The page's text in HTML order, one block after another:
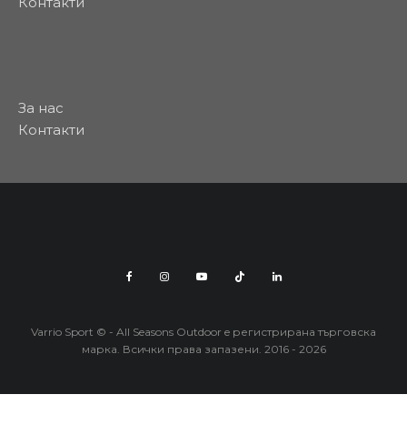
За нас
Контакти
Varrio Sport © - All Seasons Outdoor e регистрирана търговска
марка. Всички права запазени. 2016 - 2026